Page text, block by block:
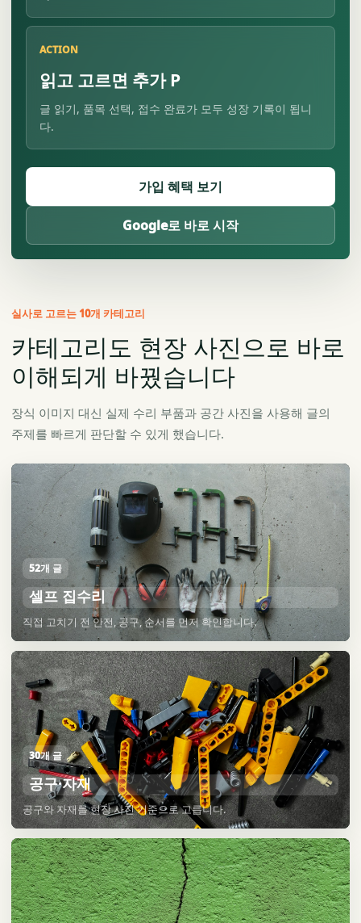
ACTION
읽고 고르면 추가 P
글 읽기, 품목 선택, 접수 완료가 모두 성장 기록이 됩니
다.
가입 혜택 보기
Google로 바로 시작
실사로 고르는 10개 카테고리
카테고리도 현장 사진으로 바로
이해되게 바꿨습니다
장식 이미지 대신 실제 수리 부품과 공간 사진을 사용해 글의
주제를 빠르게 판단할 수 있게 했습니다.
52개 글
셀프 집수리
직접 고치기 전 안전, 공구, 순서를 먼저 확인합니다.
30개 글
공구·자재
공구와 자재를 현장 사진 기준으로 고릅니다.